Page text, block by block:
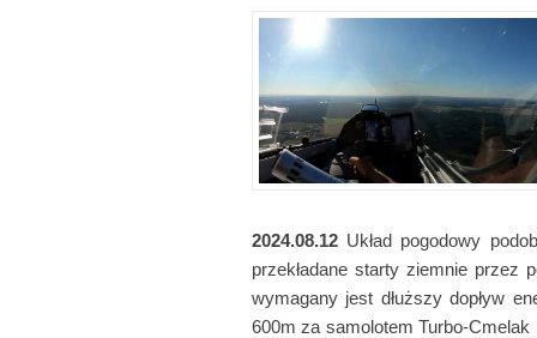
2024.08.12 Układ pogodowy
przekładane starty ziemnie przez
wymagany jest dłuższy dopływ
600m za samolotem Turbo-